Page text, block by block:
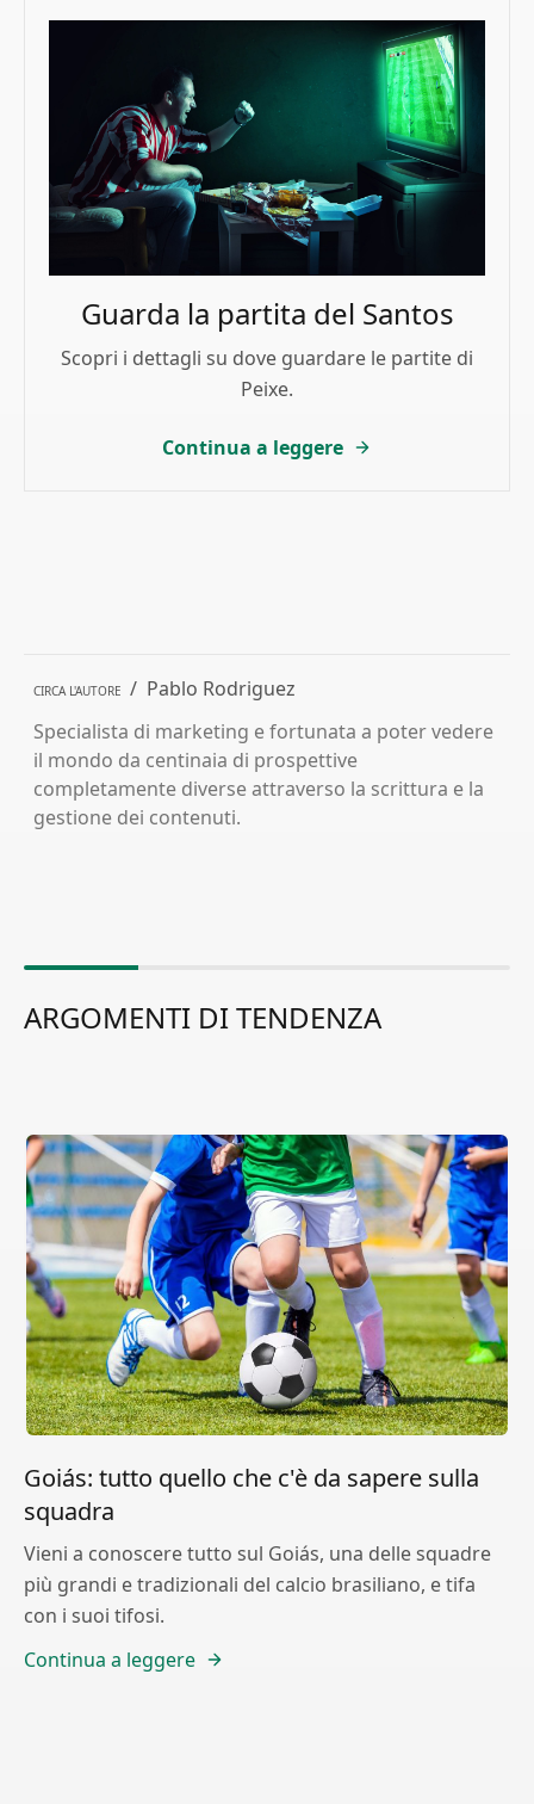
Guarda la partita del Santos
Scopri i dettagli su dove guardare le partite di
Peixe.
Continua a leggere
CIRCA L'AUTORE / Pablo Rodriguez
Specialista di marketing e fortunata a poter vedere
il mondo da centinaia di prospettive
completamente diverse attraverso la scrittura e la
gestione dei contenuti.
ARGOMENTI DI TENDENZA
Goiás: tutto quello che c'è da sapere sulla
squadra
Vieni a conoscere tutto sul Goiás, una delle squadre
più grandi e tradizionali del calcio brasiliano, e tifa
con i suoi tifosi.
Continua a leggere